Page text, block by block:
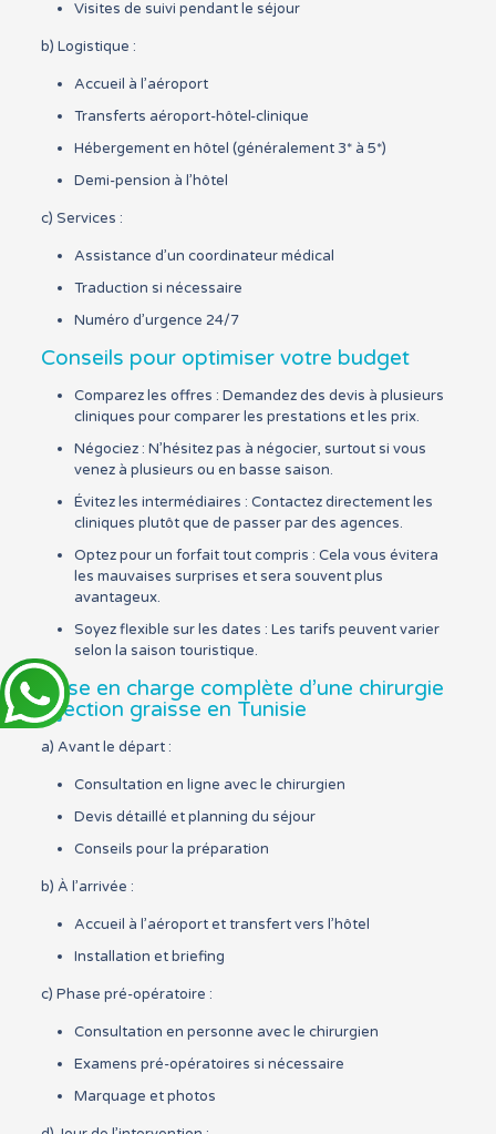
Visites de suivi pendant le séjour
b) Logistique :
Accueil à l’aéroport
Transferts aéroport-hôtel-clinique
Hébergement en hôtel (généralement 3* à 5*)
Demi-pension à l’hôtel
c) Services :
Assistance d’un coordinateur médical
Traduction si nécessaire
Numéro d’urgence 24/7
Conseils pour optimiser votre budget
Comparez les offres : Demandez des devis à plusieurs
cliniques pour comparer les prestations et les prix.
Négociez : N’hésitez pas à négocier, surtout si vous
venez à plusieurs ou en basse saison.
Évitez les intermédiaires : Contactez directement les
cliniques plutôt que de passer par des agences.
Optez pour un forfait tout compris : Cela vous évitera
les mauvaises surprises et sera souvent plus
avantageux.
Soyez flexible sur les dates : Les tarifs peuvent varier
selon la saison touristique.
Prise en charge complète d’une chirurgie
injection graisse en Tunisie
a) Avant le départ :
Consultation en ligne avec le chirurgien
Devis détaillé et planning du séjour
Conseils pour la préparation
b) À l’arrivée :
Accueil à l’aéroport et transfert vers l’hôtel
Installation et briefing
c) Phase pré-opératoire :
Consultation en personne avec le chirurgien
Examens pré-opératoires si nécessaire
Marquage et photos